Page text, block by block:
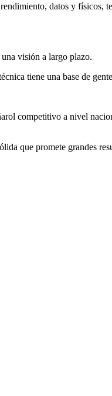
datos y físicos,
visión a largo plazo.
tiene una base de
competitivo a nivel
que promete grandes